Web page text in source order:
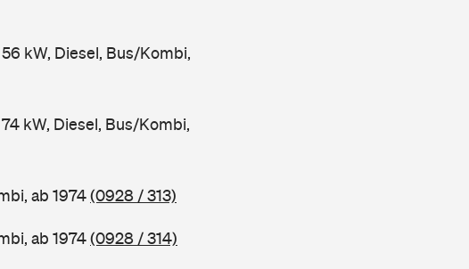
56 kW, Diesel, Bus/Kombi,
74 kW, Diesel, Bus/Kombi,
ab 1974(0928 / 313)
ab 1974(0928 / 314)